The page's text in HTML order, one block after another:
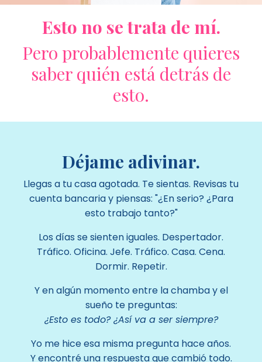
Esto no se trata de mí.
Pero probablemente quieres
saber quién está detrás de
esto.
Déjame adivinar.
Llegas a tu casa agotada. Te sientas. Revisas tu
cuenta bancaria y piensas: "¿En serio? ¿Para
esto trabajo tanto?"
Los días se sienten iguales. Despertador.
Tráfico. Oficina. Jefe. Tráfico. Casa. Cena.
Dormir. Repetir.
Y en algún momento entre la chamba y el
sueño te preguntas:
¿Esto es todo? ¿Así va a ser siempre?
Yo me hice esa misma pregunta hace años.
Y encontré una respuesta que cambió todo.